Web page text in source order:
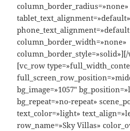
column_border_radius=»none»
tablet_text_alignment=»default»
column_border_width=»none»
[vc_row
bg_image=»1057″
bg_repeat=»no-repeat»
text_color=»light»
row_name=»Sky Villas»